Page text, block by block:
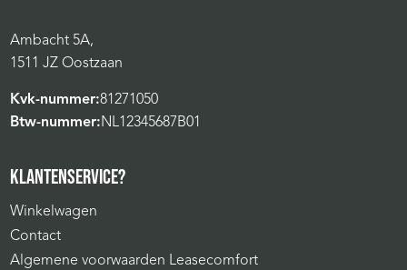
Ambacht 5A,
1511 JZ Oostzaan
Kvk-nummer:81271050
Btw-nummer: NL12345687B01
KLANTENSERVICE?
Winkelwagen
Contact
Algemene voorwaarden Leasecomfort